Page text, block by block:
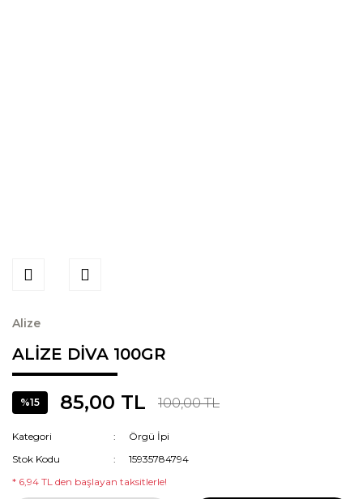
Alize
ALİZE DİVA 100GR
%15 85,00 TL 100,00 TL
Kategori
Örgü İpi
Stok Kodu
15935784794
* 6,94 TL den başlayan taksitlerle!